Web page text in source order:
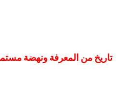
التعليم
تاريخ من المعرفة ونهضة